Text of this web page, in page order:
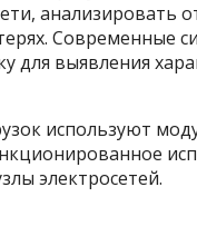
анализировать
Современные
для выявления
используют
электросетей.